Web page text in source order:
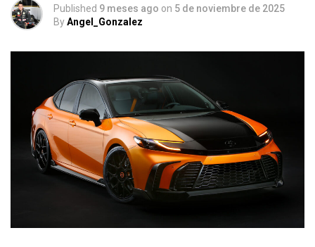
Published 9 meses ago on 5 de noviembre de 2025
ByAngel_Gonzalez